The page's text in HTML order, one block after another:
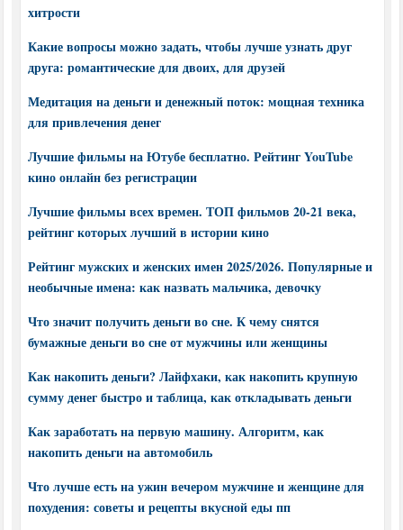
хитрости
Какие вопросы можно задать, чтобы лучше узнать друг
друга: романтические для двоих, для друзей
Медитация на деньги и денежный поток: мощная техника
для привлечения денег
Лучшие фильмы на Ютубе бесплатно. Рейтинг YouTube
кино онлайн без регистрации
Лучшие фильмы всех времен. ТОП фильмов 20-21 века,
рейтинг которых лучший в истории кино
Рейтинг мужских и женских имен 2025/2026. Популярные и
необычные имена: как назвать мальчика, девочку
Что значит получить деньги во сне. К чему снятся
бумажные деньги во сне от мужчины или женщины
Как накопить деньги? Лайфхаки, как накопить крупную
сумму денег быстро и таблица, как откладывать деньги
Как заработать на первую машину. Алгоритм, как
накопить деньги на автомобиль
Что лучше есть на ужин вечером мужчине и женщине для
похудения: советы и рецепты вкусной еды пп